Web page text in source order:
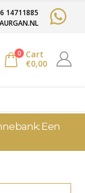
14711885
0
Cart
€0,00
Een